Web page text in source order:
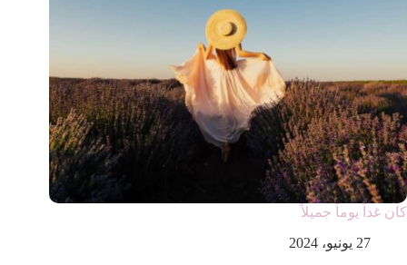
كان غداً يوماً جميلاً
27 يونيو، 2024